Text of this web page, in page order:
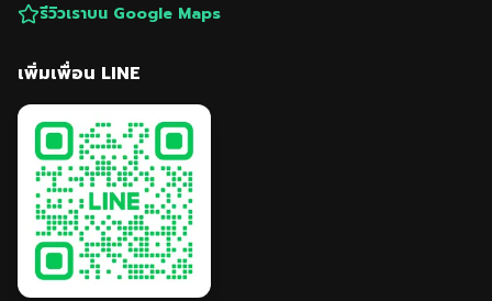
รีวิวเราบน Google Maps
เพิ่มเพื่อน LINE